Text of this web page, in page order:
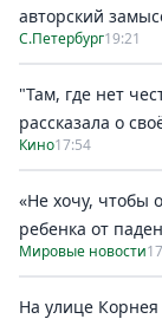
авторский
С.Петербург19:21
"Там, где нет
рассказала о
Кино17:54
«Не хочу, чтобы
ребенка от
Мировые новости
На улице